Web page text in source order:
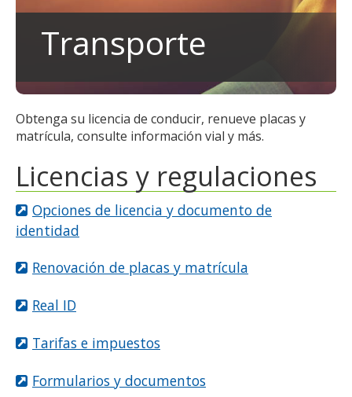
sub-
Transporte
Obtenga su licencia de conducir, renueve placas y
matrícula, consulte información vial y más.
Licencias y regulaciones
Opciones de licencia y documento de
identidad
Renovación de placas y matrícula
Real ID
Tarifas e impuestos
Formularios y documentos